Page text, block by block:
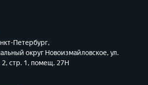
Петербург,
округ Новоизмайловское, ул.
2, стр. 1, помещ. 27Н